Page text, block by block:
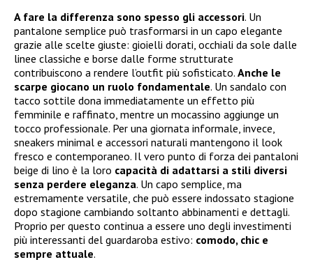
A fare la differenza sono spesso gli accessori. Un
pantalone semplice può trasformarsi in un capo elegante
grazie alle scelte giuste: gioielli dorati, occhiali da sole dalle
linee classiche e borse dalle forme strutturate
contribuiscono a rendere l’outfit più sofisticato. Anche le
scarpe giocano un ruolo fondamentale. Un sandalo con
tacco sottile dona immediatamente un effetto più
femminile e raffinato, mentre un mocassino aggiunge un
tocco professionale. Per una giornata informale, invece,
sneakers minimal e accessori naturali mantengono il look
fresco e contemporaneo. Il vero punto di forza dei pantaloni
beige di lino è la loro capacità di adattarsi a stili diversi
senza perdere eleganza. Un capo semplice, ma
estremamente versatile, che può essere indossato stagione
dopo stagione cambiando soltanto abbinamenti e dettagli.
Proprio per questo continua a essere uno degli investimenti
più interessanti del guardaroba estivo: comodo, chic e
sempre attuale.